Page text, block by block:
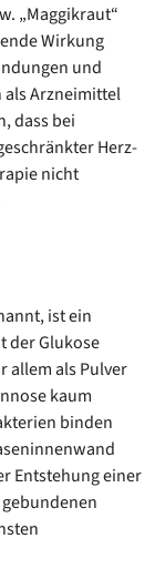
„Maggikraut“
Wirkung
und
als Arzneimittel
dass bei
Herz-
nicht
ist ein
der Glukose
allem als Pulver
kaum
binden
Entstehung einer